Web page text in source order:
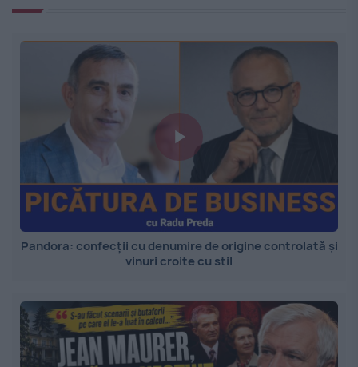
Pandora: confecții cu denumire de origine controlată și
vinuri croite cu stil